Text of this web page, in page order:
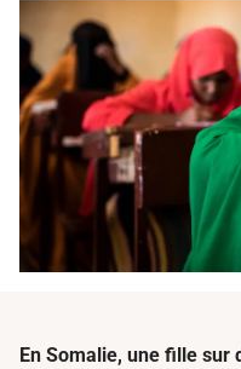
En Somalie, une fille sur